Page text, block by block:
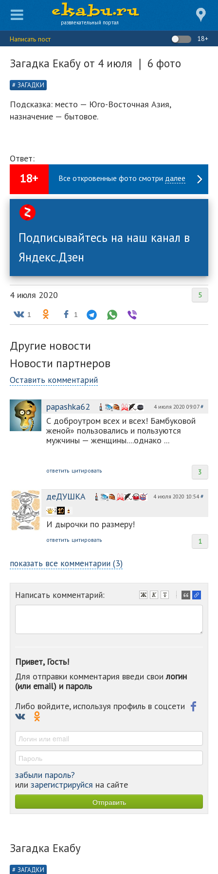
развлекательный портал
Написать пост 18+
Загадка Екабу от 4 июля ❘ 6 фото
ЗАГАДКИ
Подсказка: место — Юго-Восточная Азия,
назначение — бытовое.
Ответ:
18+ Все откровенные фото смотри далее
Подписывайтесь на наш канал в
Яндекс.Дзен
5
4 июля 2020
1 1
Другие новости
Новости партнеров
Оставить комментарий
papashka62 4 июля 2020 09:07#
С доброутром всех и всех! Бамбуковой
женой» пользовались и пользуются
мужчины — женщины....однако ...
3
ответить цитировать
деДУШКА 4 июля 2020 10:54#
2
И дырочки по размеру!
1
ответить цитировать
показать все комментарии (3)
Написать комментарий:
-
-
-
-
-
Привет, Гость!
Для отправки комментария введи своилогин
(или email) и пароль
Либо войдите, используя профиль в соцсети
забыли пароль?
или зарегистрируйся на сайте
Загадка Екабу
ЗАГАДКИ